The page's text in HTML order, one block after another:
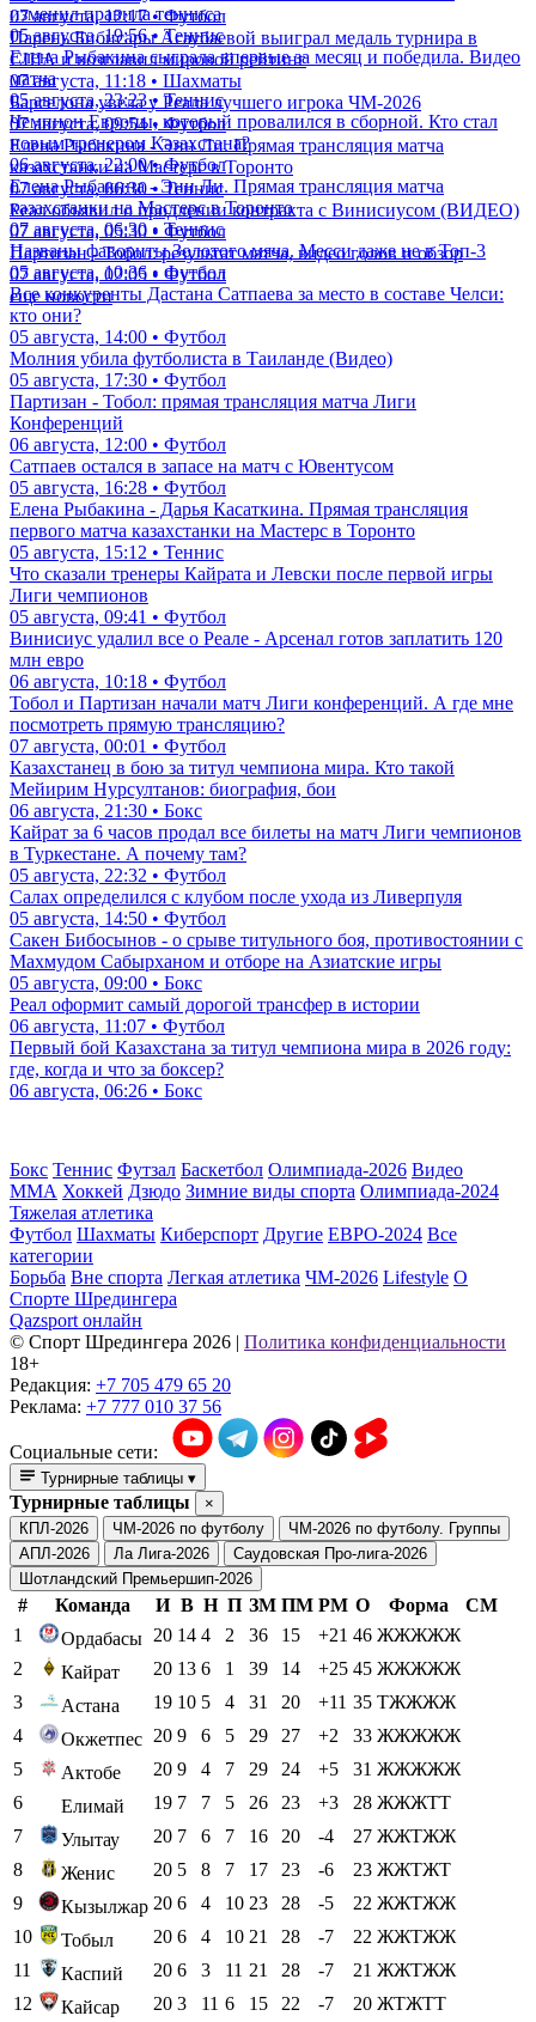
07 августа, 12:17 • Футбол
Парень Бибисары Асаубаевой выиграл медаль турнира в
США и возглавил мировой рейтинг
07 августа, 11:18 • Шахматы
Барселона увела у Реала лучшего игрока ЧМ-2026
07 августа, 09:54 • Футбол
Елена Рыбакина - Энн Ли. Прямая трансляция матча
казахстанки на Мастерс в Торонто
07 августа, 06:30 • Теннис
Реал объявил о продлении контракта с Винисиусом (ВИДЕО)
07 августа, 05:30 • Футбол
Партизан - Тобол: результат матча, видео голов и обзор
07 августа, 02:05 • Футбол
еще новости
изменил правила тенниса
05 августа, 19:56 • Теннис
Елена Рыбакина сыграла впервые за месяц и победила. Видео
матча
05 августа, 23:23 • Теннис
Чемпион Европы, который провалился в сборной. Кто стал
новым тренером Казахстана?
06 августа, 22:00 • Футбол
Елена Рыбакина - Энн Ли. Прямая трансляция матча
казахстанки на Мастерс в Торонто
07 августа, 06:30 • Теннис
Названы фавориты Золотого мяча. Месси даже не в Топ-3
05 августа, 10:36 • Футбол
Все конкуренты Дастана Сатпаева за место в составе Челси:
кто они?
05 августа, 14:00 • Футбол
Молния убила футболиста в Таиланде (Видео)
05 августа, 17:30 • Футбол
Партизан - Тобол: прямая трансляция матча Лиги
Конференций
06 августа, 12:00 • Футбол
Сатпаев остался в запасе на матч с Ювентусом
05 августа, 16:28 • Футбол
Елена Рыбакина - Дарья Касаткина. Прямая трансляция
первого матча казахстанки на Мастерс в Торонто
05 августа, 15:12 • Теннис
Что сказали тренеры Кайрата и Левски после первой игры
Лиги чемпионов
05 августа, 09:41 • Футбол
Винисиус удалил все о Реале - Арсенал готов заплатить 120
млн евро
06 августа, 10:18 • Футбол
Тобол и Партизан начали матч Лиги конференций. А где мне
посмотреть прямую трансляцию?
07 августа, 00:01 • Футбол
Казахстанец в бою за титул чемпиона мира. Кто такой
Мейирим Нурсултанов: биография, бои
06 августа, 21:30 • Бокс
Кайрат за 6 часов продал все билеты на матч Лиги чемпионов
в Туркестане. А почему там?
05 августа, 22:32 • Футбол
Салах определился с клубом после ухода из Ливерпуля
05 августа, 14:50 • Футбол
Сакен Бибосынов - о срыве титульного боя, противостоянии с
Махмудом Сабырханом и отборе на Азиатские игры
05 августа, 09:00 • Бокс
Реал оформит самый дорогой трансфер в истории
06 августа, 11:07 • Футбол
Первый бой Казахстана за титул чемпиона мира в 2026 году:
где, когда и что за боксер?
06 августа, 06:26 • Бокс
Бокс Теннис Футзал Баскетбол Олимпиада-2026 Видео
ММА Хоккей Дзюдо Зимние виды спорта Олимпиада-2024
Тяжелая атлетика
Футбол Шахматы Киберспорт Другие ЕВРО-2024 Все
категории
Борьба Вне спорта Легкая атлетика ЧМ-2026 Lifestyle О
Спорте Шредингера
Qazsport онлайн
© Cпорт Шредингера 2026
Политика конфиденциальности
18+
Редакция: +7 705 479 65 20
Реклама: +7 777 010 37 56
Социальные сети:
Турнирные таблицы ▾
Турнирные таблицы
×
КПЛ-2026
ЧМ-2026 по футболу
ЧМ-2026 по футболу. Группы
АПЛ-2026
Ла Лига-2026
Саудовская Про-лига-2026
Шотландский Премьершип-2026
# Команда И В Н П ЗМ ПМ РМ О Форма
СМ
1
Ордабасы 20 14 4 2 36 15 +21 46 ЖЖЖЖЖ
2
Кайрат 20 13 6 1 39 14 +25 45 ЖЖЖЖЖ
3
Астана 19 10 5 4 31 20 +11 35 ТЖЖЖЖ
4
Окжетпес 20 9 6 5 29 27 +2 33 ЖЖЖЖЖ
5
Актобе 20 9 4 7 29 24 +5 31 ЖЖЖЖЖ
6
Елимай 19 7 7 5 26 23 +3 28 ЖЖЖТТ
7
Улытау 20 7 6 7 16 20 -4 27 ЖЖТЖЖ
8
Женис 20 5 8 7 17 23 -6 23 ЖЖТЖТ
9
Кызылжар 20 6 4 10 23 28 -5 22 ЖЖТЖЖ
10
Тобыл 20 6 4 10 21 28 -7 22 ЖЖТЖЖ
11
Каспий 20 6 3 11 21 28 -7 21 ЖЖТЖЖ
12
Кайсар 20 3 11 6 15 22 -7 20 ЖТЖТТ